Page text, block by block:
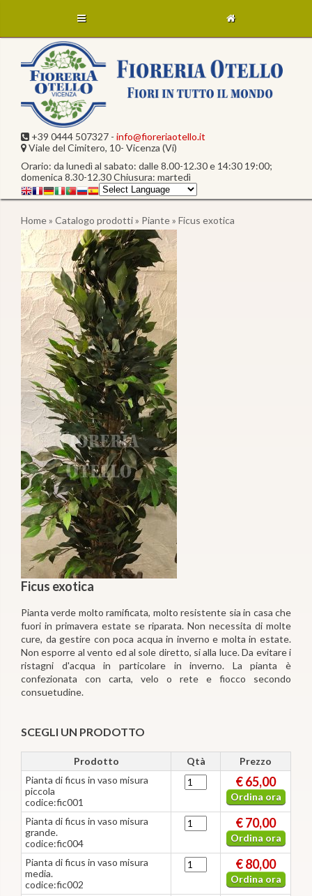
+39 0444 507327 - info@fioreriaotello.it
Viale del Cimitero, 10- Vicenza (Vi)
Orario: da lunedì al sabato: dalle 8.00-12.30 e 14:30 19:00;
domenica 8.30-12.30 Chiusura: martedì
Home» Catalogo prodotti» Piante» Ficus exotica
Ficus exotica
Pianta verde molto ramificata, molto resistente sia in casa che
fuori in primavera estate se riparata. Non necessita di molte
cure, da gestire con poca acqua in inverno e molta in estate.
Non esporre al vento ed al sole diretto, si alla luce. Da evitare i
ristagni d'acqua in particolare in inverno. La pianta è
confezionata con carta, velo o rete e fiocco secondo
consuetudine.
SCEGLI UN PRODOTTO
Prodotto Qtà Prezzo
Pianta di ficus in vaso misura
piccola
codice:fic001
€ 65,00
Ordina ora
Pianta di ficus in vaso misura
grande.
codice:fic004
€ 70,00
Ordina ora
Pianta di ficus in vaso misura
media.
codice:fic002
€ 80,00
Ordina ora